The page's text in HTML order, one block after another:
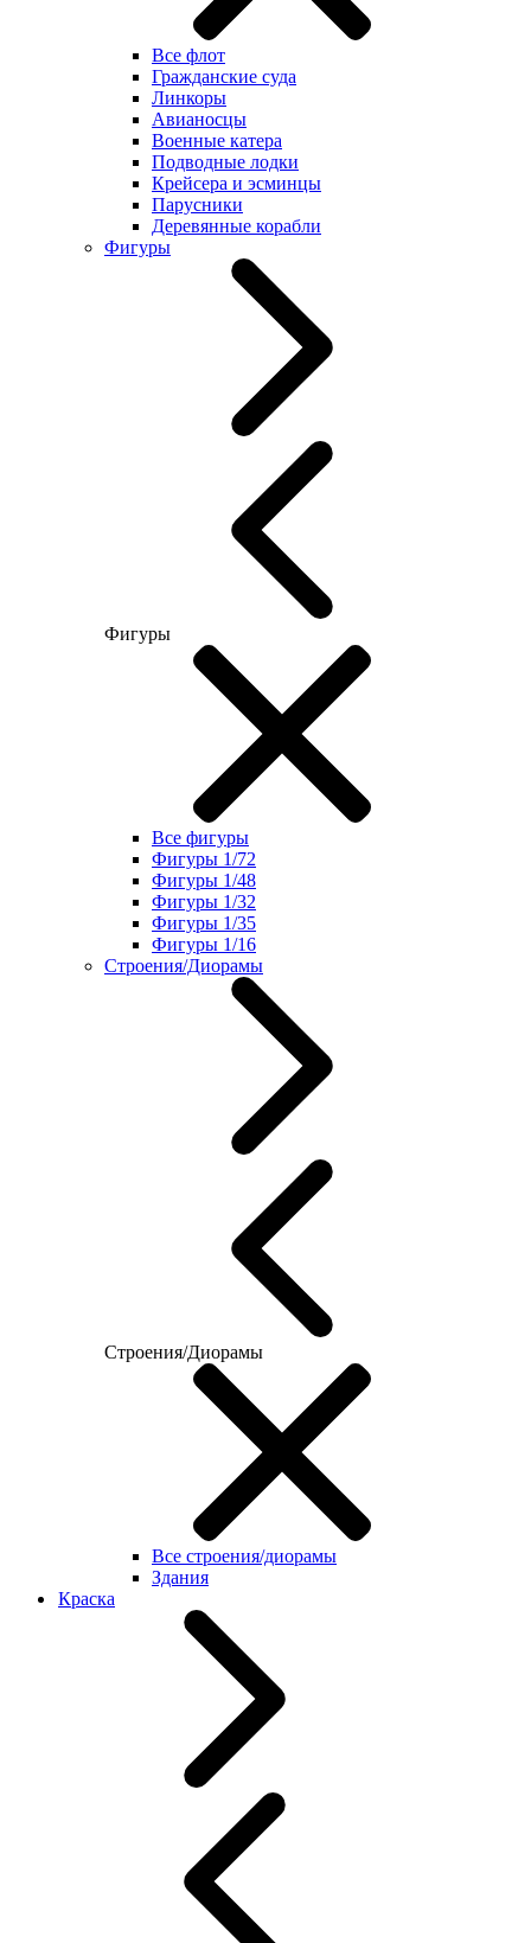
Все флот
Гражданские суда
Линкоры
Авианосцы
Военные катера
Подводные лодки
Крейсера и эсминцы
Парусники
Деревянные корабли
Фигуры
Фигуры
Все фигуры
Фигуры 1/72
Фигуры 1/48
Фигуры 1/32
Фигуры 1/35
Фигуры 1/16
Строения/Диорамы
Строения/Диорамы
Все строения/диорамы
Здания
Краска